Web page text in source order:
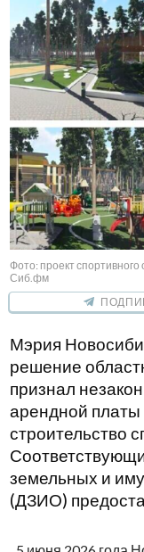
Фото: проект
Сиб.фм
Мэрия
решение
признал
арендной платы
строительство
земельных и
(ДЗИО)